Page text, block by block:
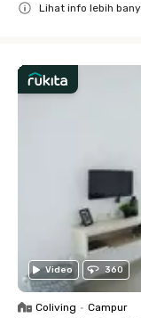
Lihat info lebih
Video 360
Coliving • Campur